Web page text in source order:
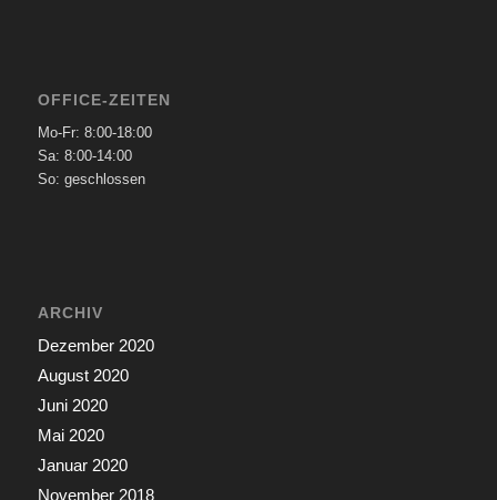
OFFICE-ZEITEN
Mo-Fr: 8:00-18:00
Sa: 8:00-14:00
So: geschlossen
ARCHIV
Dezember 2020
August 2020
Juni 2020
Mai 2020
Januar 2020
November 2018